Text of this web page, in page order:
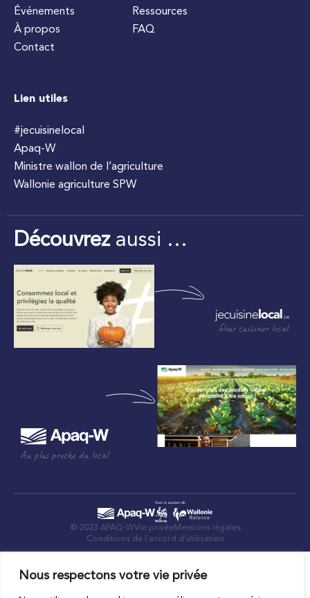
Nous respectons votre vie privée
Événements
À propos
Contact
Ressources
FAQ
Lien utiles
#jecuisinelocal
Apaq-W
Ministre wallon de l’agriculture
Wallonie agriculture SPW
Découvrezaussi …
Pour cuisiner local
Au plus proche du local
© 2023 APAQ-WVie privée Mentions légales
Conditions de l’accord d’utilisation